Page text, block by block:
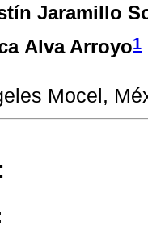
Jaramillo
Alva Arroyo1
Mocel,